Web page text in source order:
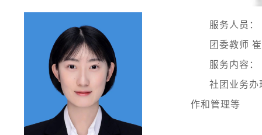
服务人员：
团委教师
服务内容：
社团业务办
作和管理等